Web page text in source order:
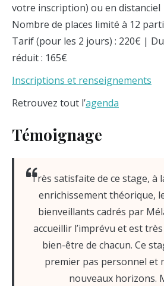
votre inscription) ou en distanciel
Nombre de places limité à 12
Tarif (pour les 2 jours) : 220€ |
réduit : 165€
Inscriptions et renseignements
Retrouvez tout l’agenda
Témoignage
Très satisfaite de ce stage, à
enrichissement théorique,
bienveillants cadrés par
accueillir l’imprévu et est très
bien-être de chacun. Ce
premier pas personnel et
nouveaux horizons.